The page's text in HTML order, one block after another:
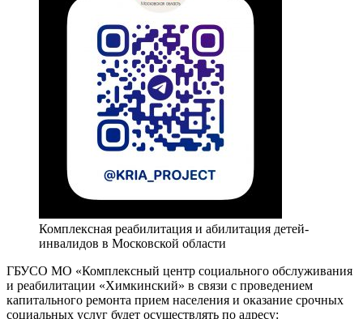
Комплексная реабилитация и абилитация детей-
инвалидов в Московской области
ГБУСО МО «Комплексный центр социального обслуживания
и реабилитации «Химкинский» в связи с проведением
капитального ремонта прием населения и оказание срочных
социальных услуг будет осуществлять по адресу: